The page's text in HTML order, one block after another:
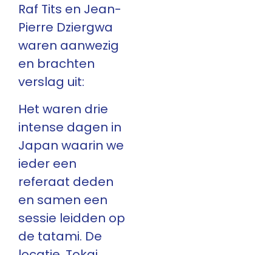
Raf Tits en Jean-
Pierre Dziergwa
waren aanwezig
en brachten
verslag uit:
Het waren drie
intense dagen in
Japan waarin we
ieder een
referaat deden
en samen een
sessie leidden op
de tatami. De